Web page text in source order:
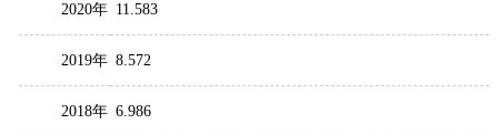
2020年 11.583
2019年 8.572
2018年 6.986